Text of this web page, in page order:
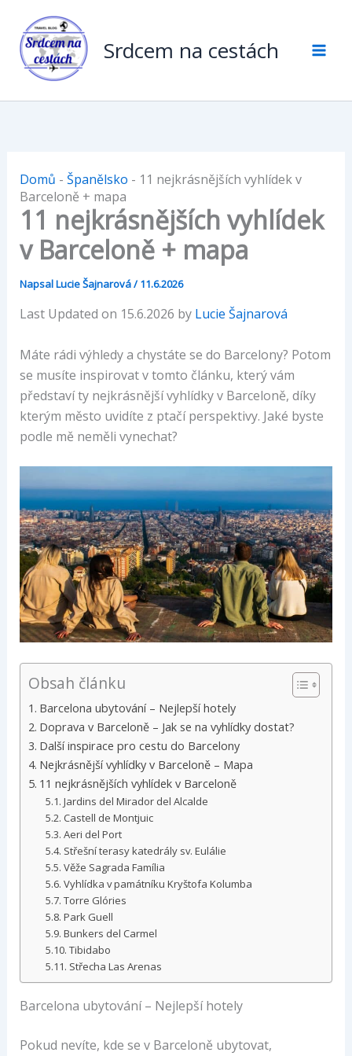
obsah
Srdcem na cestách
Domů - Španělsko - 11 nejkrásnějších vyhlídek v
Barceloně + mapa
11 nejkrásnějších vyhlídek
v Barceloně + mapa
NapsalLucie Šajnarová/11.6.2026
Last Updated on 15.6.2026 by Lucie Šajnarová
Máte rádi výhledy a chystáte se do Barcelony? Potom
se musíte inspirovat v tomto článku, který vám
představí ty nejkrásnější vyhlídky v Barceloně, díky
kterým město uvidíte z ptačí perspektivy. Jaké byste
podle mě neměli vynechat?
Obsah článku
Barcelona ubytování – Nejlepší hotely
Doprava v Barceloně – Jak se na vyhlídky dostat?
Další inspirace pro cestu do Barcelony
Nejkrásnější vyhlídky v Barceloně – Mapa
11 nejkrásnějších vyhlídek v Barceloně
Jardins del Mirador del Alcalde
Castell de Montjuic
Aeri del Port
Střešní terasy katedrály sv. Eulálie
Věže Sagrada Família
Vyhlídka v památníku Kryštofa Kolumba
Torre Glóries
Park Guell
Bunkers del Carmel
Tibidabo
Střecha Las Arenas
Barcelona ubytování – Nejlepší hotely
Pokud nevíte, kde se v Barceloně ubytovat,